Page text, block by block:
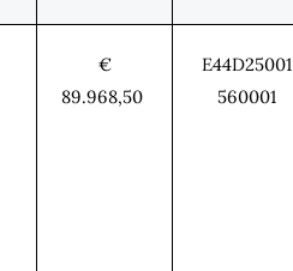
€
89.968,50
E44D25001
560001